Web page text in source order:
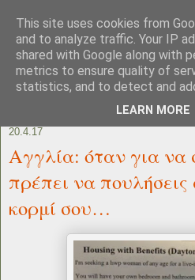
20.4.17
Αγγλία: όταν για να
πρέπει να
κορμί σου…
This site uses cookies from
and to analyze traffic. Your IP
shared with Google along with
metrics to ensure quality of
statistics, and to detect and
LEARN MORE